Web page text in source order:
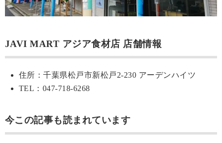
JAVI MART アジア食材店 店舗情報
住所：千葉県松戸市新松戸2-230 アーデンハイツ
TEL：047-718-6268
今この記事も読まれています